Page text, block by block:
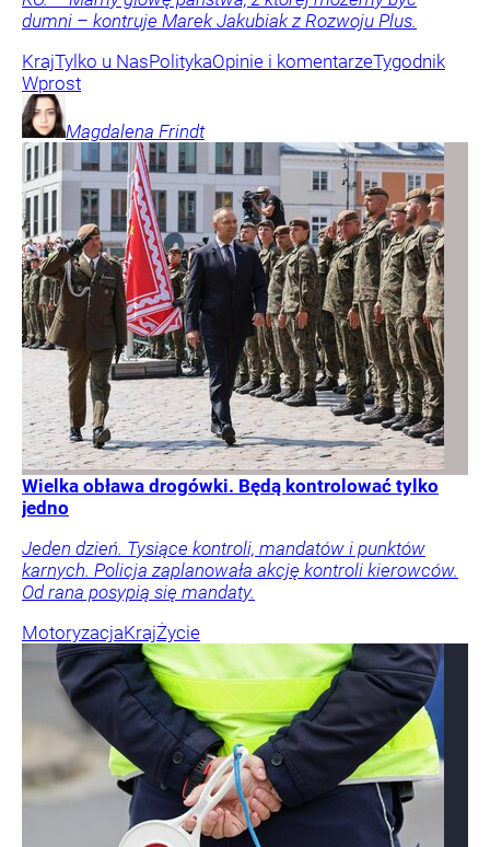
dumni – kontruje Marek Jakubiak z Rozwoju Plus.
KrajTylko u NasPolitykaOpinie i komentarzeTygodnik
Wprost
Magdalena Frindt
Wielka obława drogówki. Będą kontrolować tylko
jedno
Jeden dzień. Tysiące kontroli, mandatów i punktów
karnych. Policja zaplanowała akcję kontroli kierowców.
Od rana posypią się mandaty.
MotoryzacjaKrajŻycie